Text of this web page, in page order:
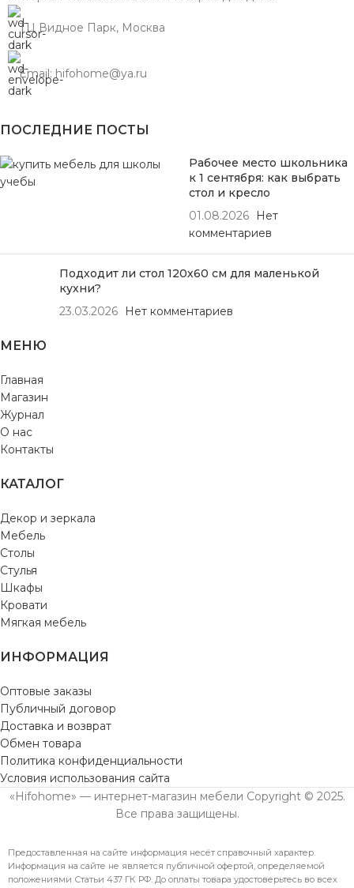
ТЦ Видное Парк, Москва
Email: hifohome@ya.ru
ПОСЛЕДНИЕ ПОСТЫ
Рабочее место школьника
к 1 сентября: как выбрать
стол и кресло
01.08.2026
Нет
комментариев
Подходит ли стол 120х60 см для маленькой
кухни?
23.03.2026
Нет комментариев
МЕНЮ
Главная
Магазин
Журнал
О нас
Контакты
КАТАЛОГ
Декор и зеркала
Мебель
Столы
Стулья
Шкафы
Кровати
Мягкая мебель
ИНФОРМАЦИЯ
Оптовые заказы
Публичный договор
Доставка и возврат
Обмен товара
Политика конфиденциальности
Условия использования сайта
«Hifohome» — интернет-магазин мебели Copyright © 2025.
Все права защищены.
Предоставленная на сайте информация несёт справочный характер.
Информация на сайте не является публичной офертой, определяемой
положениями Статьи 437 ГК РФ. До оплаты товара удостоверьтесь во всех